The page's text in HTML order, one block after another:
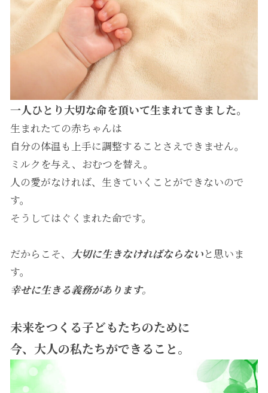
一人ひとり大切な命を頂いて生まれてきました。
生まれたての赤ちゃんは
自分の体温も上手に調整することさえできません。
ミルクを与え、おむつを替え。
人の愛がなければ、生きていくことができないので
す。
そうしてはぐくまれた命です。
だからこそ、 大切に生きなければならないと思いま
す。
幸せに生きる義務があります。
未来をつくる子どもたちのために
今、大人の私たちができること。